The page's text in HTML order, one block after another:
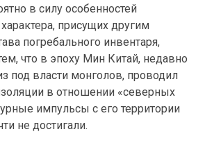
в силу особенностей
присущих другим
погребального инвентаря,
что в эпоху Мин Китай, недавно
под власти монголов, проводил
в отношении «северных
импульсы с его территории
не достигали.